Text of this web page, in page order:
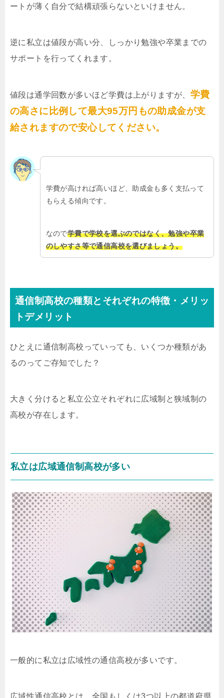
ートが薄く自分で結構頑張らないといけません。
逆に私立は値段が高い分、しっかり勉強や卒業までの
サポートを行ってくれます。
値段は通学回数が多いほど学費は上がりますが、 学費
の高さに比例して最大95万円もの助成金が支
給されますので安心してください。
学費が高ければ高いほど、助成金も多く支払って
もらえる傾向です。
なので学費で学校を選ぶのではなく、勉強や卒業
のしやすさ等で通信高校を選びましょう。
通信制高校の種類とそれぞれの特徴・メリッ
トデメリット
ひとえに通信制高校っていっても、いくつか種類があ
るのってご存知でした？
大きく分けると私立公立それぞれに広域制と狭域制の
高校が存在します。
私立は広域通信制高校が多い
一般的に私立は広域性の通信高校が多いです。